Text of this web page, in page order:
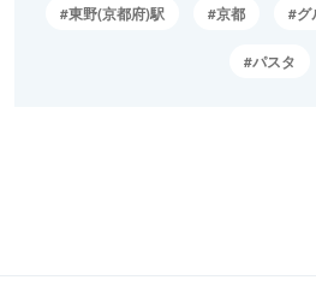
東野(京都府)駅 京都 グ
パスタ